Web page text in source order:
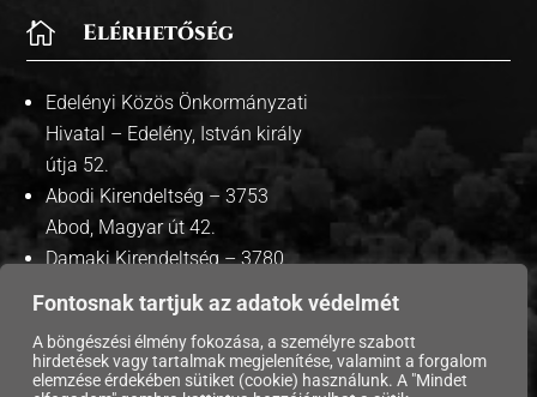
Fontosnak tartjuk az adatok védelmét
A böngészési élmény fokozása, a személyre szabott
hirdetések vagy tartalmak megjelenítése, valamint a forgalom
elemzése érdekében sütiket (cookie) használunk. A "Mindet
 Elérhetőség
Edelényi Közös Önkormányzati
Hivatal – Edelény, István király
útja 52.
Abodi Kirendeltség – 3753
Abod, Magyar út 42.
Damaki Kirendeltség – 3780
Damak, Szabadság út 35.